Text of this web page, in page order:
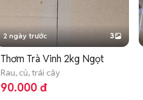
2 ngày trước 3
Thơm Trà Vinh 2kg Ngọt
Rau, củ, trái cây
90.000 đ